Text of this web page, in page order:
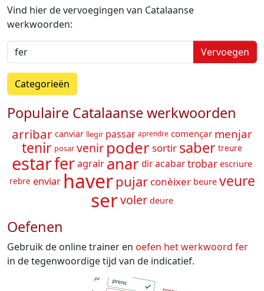
Vind hier de vervoegingen van Catalaanse
werkwoorden:
Vervoegen
Categorieën
Populaire Catalaanse werkwoorden
arribar canviar llegir passar aprendre començar menjar
tenir posar venir poder sortir saber treure
estarferagrair anardiracabartrobar escriure
rebre enviar haverpujar conèixer beure veure
servoler deure
Oefenen
Gebruik de online trainer en oefen het werkwoord fer
in de tegenwoordige tijd van de indicatief.